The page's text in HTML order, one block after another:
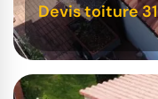
Devis toiture 31